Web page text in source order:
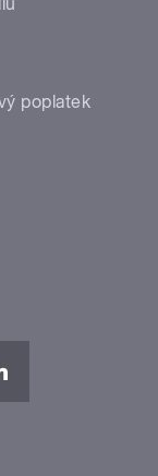
poplatek